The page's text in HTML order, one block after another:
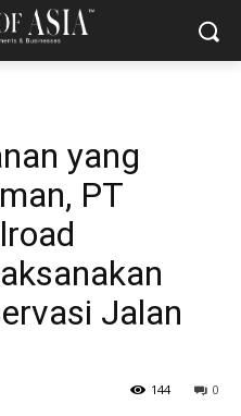
yang
PT
Jalan
0
144